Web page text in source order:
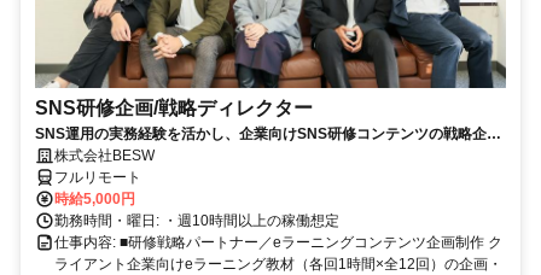
SNS研修企画/戦略ディレクター
SNS運用の実務経験を活かし、企業向けSNS研修コンテンツの戦略企
画・カリキュラム設計・監修を担う上流ポジションです。
株式会社BESW
フルリモート
時給5,000円
勤務時間・曜日: ・週10時間以上の稼働想定
仕事内容: ■研修戦略パートナー／eラーニングコンテンツ企画制作 ク
ライアント企業向けeラーニング教材（各回1時間×全12回）の企画・